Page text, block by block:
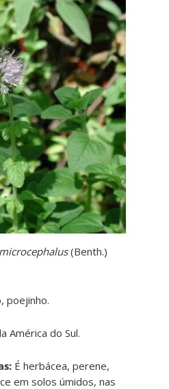
(Benth.)
poejinho.
América do Sul.
É herbácea, perene,
em solos úmidos, nas